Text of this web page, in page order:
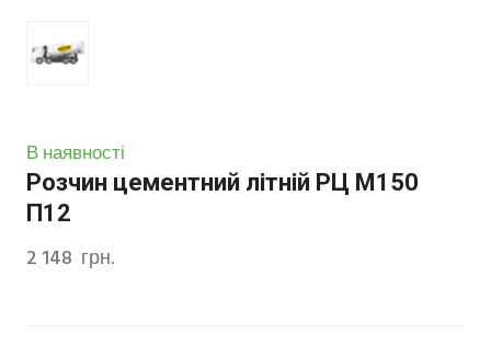
В наявності
Розчин цементний літній РЦ М150
П12
2 148  грн.